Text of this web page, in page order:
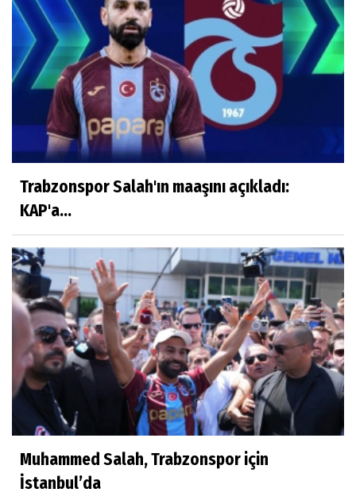
Trabzonspor Salah'ın maaşını açıkladı:
KAP'a...
Muhammed Salah, Trabzonspor için
İstanbul’da